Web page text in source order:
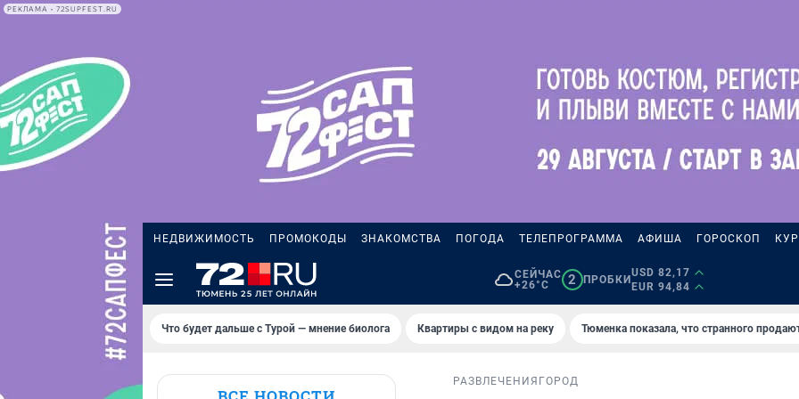
РЕКЛАМА • 72SUPFEST.RU
НЕДВИЖИМОСТЬ ПРОМОКОДЫ ЗНАКОМСТВА ПОГОДА ТЕЛЕПРОГРАММА АФИША ГОРОСКОП
СЕЙЧАС
+26°C
2 ПРОБКИ
USD 82,17
EUR 94,84
Что будет дальше с Турой — мнение биолога Квартиры с видом на реку Тюменка показала, что странного
РАЗВЛЕЧЕНИЯ ГОРОД